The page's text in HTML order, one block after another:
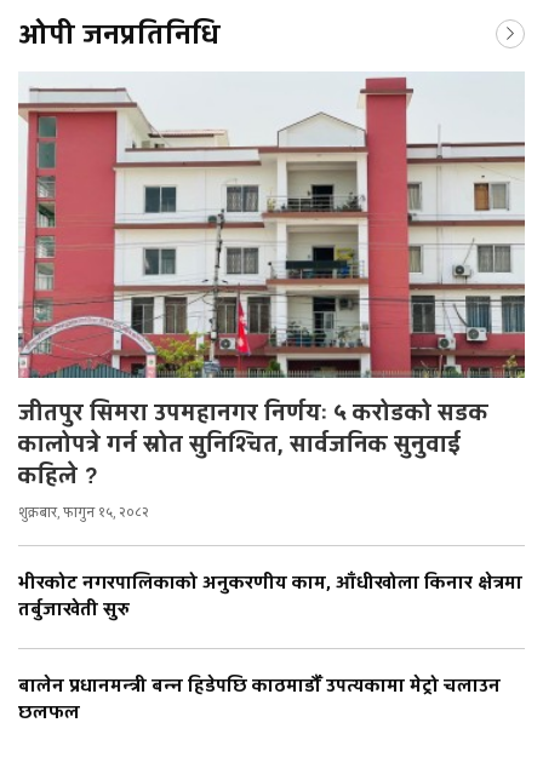
ओपी जनप्रतिनिधि
जीतपुर सिमरा उपमहानगर निर्णयः ५ करोडको सडक
कालोपत्रे गर्न स्रोत सुनिश्चित, सार्वजनिक सुनुवाई
कहिले ?
शुक्रबार, फागुन १५, २०८२
भीरकोट नगरपालिकाको अनुकरणीय काम, आँधीखोला किनार क्षेत्रमा
तर्बुजाखेती सुरु
बालेन प्रधानमन्त्री बन्न हिडेपछि काठमाडौँ उपत्यकामा मेट्रो चलाउन
छलफल